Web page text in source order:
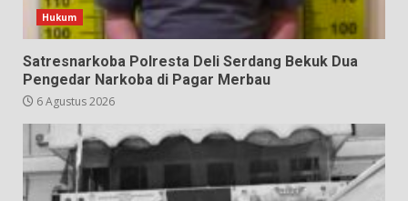
Hukum
Satresnarkoba Polresta Deli Serdang Bekuk Dua
Pengedar Narkoba di Pagar Merbau
6 Agustus 2026